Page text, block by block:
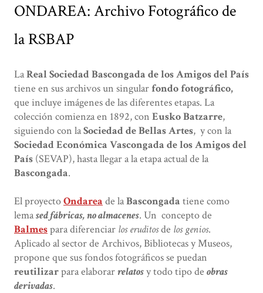
ONDAREA: Archivo Fotográfico de
la RSBAP
LaReal Sociedad Bascongada de los Amigos del País
tiene en sus archivos un singularfondo fotográfico,
que incluye imágenes de las diferentes etapas. La
colección comienza en 1892, con Eusko Batzarre,
siguiendo con laSociedad de Bellas Artes, y con la
Sociedad Económica Vascongada de los Amigos del
País (SEVAP), hasta llegar a la etapa actual de la
Bascongada.
El proyectoOndarea de laBascongada tiene como
lemased fábricas, no almacenes. Un concepto de
Balmespara diferenciar los eruditosde los genios.
Aplicado al sector de Archivos, Bibliotecas y Museos,
propone que sus fondos fotográficos se puedan
reutilizarpara elaborarrelatosy todo tipo de obras
derivadas.